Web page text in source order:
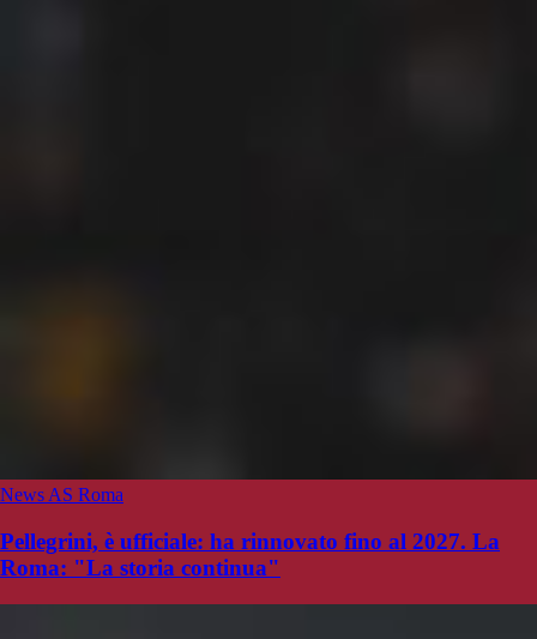
News AS Roma
Pellegrini, è ufficiale: ha rinnovato fino al 2027. La
Roma: "La storia continua"